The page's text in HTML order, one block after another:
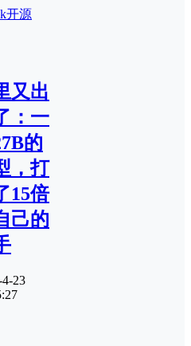
开源
又出
：一
的
，打
15倍
己的
4-23